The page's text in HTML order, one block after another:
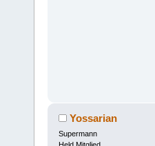
Yossarian
Supermann